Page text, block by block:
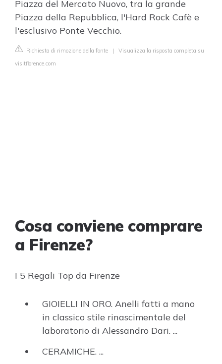
Piazza del Mercato Nuovo, tra la grande
Piazza della Repubblica, l'Hard Rock Cafè e
l'esclusivo Ponte Vecchio.
Richiesta di rimozione della fonte | Visualizza la risposta completa su
visitflorence.com
Cosa conviene comprare
a Firenze?
I 5 Regali Top da Firenze
GIOIELLI IN ORO. Anelli fatti a mano
in classico stile rinascimentale del
laboratorio di Alessandro Dari. ...
CERAMICHE. ...